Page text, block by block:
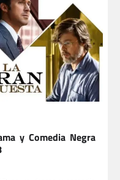
y Comedia Negra